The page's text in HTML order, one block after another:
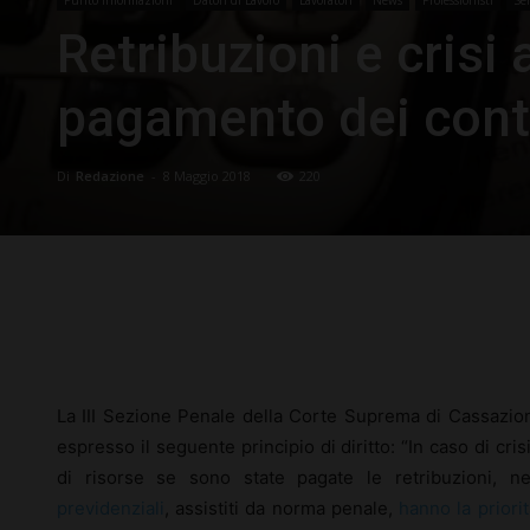
Retribuzioni e crisi
pagamento dei
Di Redazione 220
La III Sezione Penale della Corte Suprema di
espresso il seguente principio di diritto: “In caso di
di risorse se sono state pagate le retribuzioni,
, assistiti da norma penale,